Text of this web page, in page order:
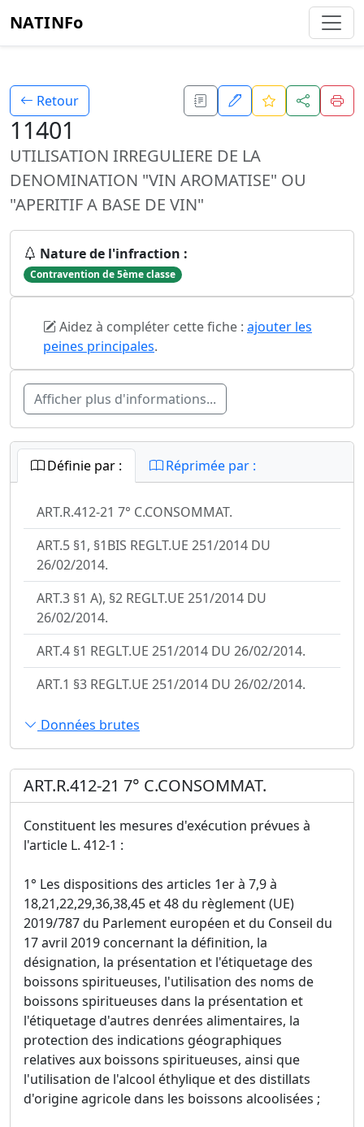
NATINFo
Retour
11401
UTILISATION IRREGULIERE DE LA
DENOMINATION "VIN AROMATISE" OU
"APERITIF A BASE DE VIN"
Nature de l'infraction :
Contravention de 5ème classe
Aidez à compléter cette fiche : ajouter les
peines principales.
Afficher plus d'informations...
Définie par : Réprimée par :
ART.R.412-21 7° C.CONSOMMAT.
ART.5 §1, §1BIS REGLT.UE 251/2014 DU
26/02/2014.
ART.3 §1 A), §2 REGLT.UE 251/2014 DU
26/02/2014.
ART.4 §1 REGLT.UE 251/2014 DU 26/02/2014.
ART.1 §3 REGLT.UE 251/2014 DU 26/02/2014.
Données brutes
ART.R.412-21 7° C.CONSOMMAT.
Constituent les mesures d'exécution prévues à
l'article L. 412-1 :
1° Les dispositions des articles 1er à 7,9 à
18,21,22,29,36,38,45 et 48 du règlement (UE)
2019/787 du Parlement européen et du Conseil du
17 avril 2019 concernant la définition, la
désignation, la présentation et l'étiquetage des
boissons spiritueuses, l'utilisation des noms de
boissons spiritueuses dans la présentation et
l'étiquetage d'autres denrées alimentaires, la
protection des indications géographiques
relatives aux boissons spiritueuses, ainsi que
l'utilisation de l'alcool éthylique et des distillats
d'origine agricole dans les boissons alcoolisées ;